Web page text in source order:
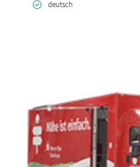
deutsch